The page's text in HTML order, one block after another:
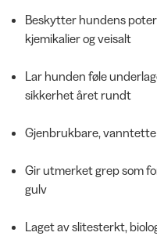
Beskytter hundens
kjemikalier og veisalt
Lar hunden føle
sikkerhet året rundt
Gjenbrukbare, vanntette
Gir utmerket grep som
gulv
Laget av slitesterkt,